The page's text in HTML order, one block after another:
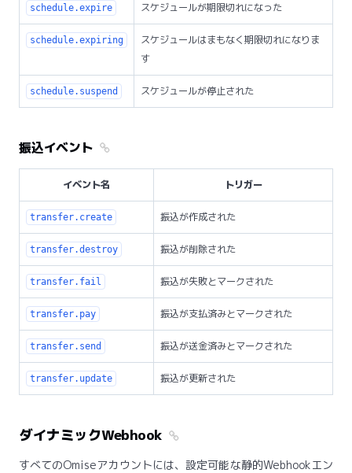
schedule.expire スケジュールが期限切れになった
schedule.expiring
スケジュールはまもなく期限切れになりま
す
schedule.suspend スケジュールが停止された
振込イベント
イベント名 トリガー
transfer.create 振込が作成された
transfer.destroy 振込が削除された
transfer.fail 振込が失敗とマークされた
transfer.pay 振込が支払済みとマークされた
transfer.send 振込が送金済みとマークされた
transfer.update 振込が更新された
ダイナミックWebhook
すべてのOmiseアカウントには、設定可能な静的Webhookエン